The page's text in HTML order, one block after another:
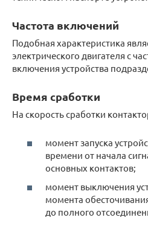
Частота включений
Подобная характеристика
электрического двигателя с
включения устройства
Время сработки
На скорость сработки
момент запуска
времени от начала
основных контактов;
момент выключения
момента
до полного